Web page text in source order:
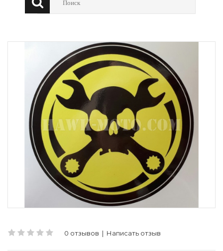
0 отзывов | Написать отзыв